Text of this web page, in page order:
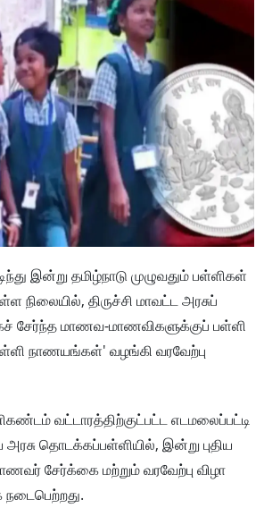
இன்று தமிழ்நாடு முழுவதும் பள்ளிகள்
நிலையில், திருச்சி மாவட்ட அரசுப்
சேர்ந்த மாணவ-மாணவிகளுக்குப் பள்ளி
நாணயங்கள்' வழங்கி வரவேற்பு
வட்டாரத்திற்குட்பட்ட எடமலைப்பட்டி
அரசு தொடக்கப்பள்ளியில், இன்று புதிய
சேர்க்கை மற்றும் வரவேற்பு விழா
நடைபெற்றது.